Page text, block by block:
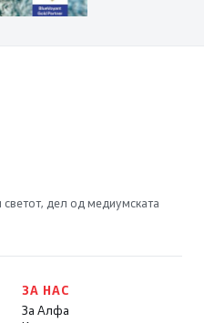
дел од медиумската
ЗА НАС
За Алфа